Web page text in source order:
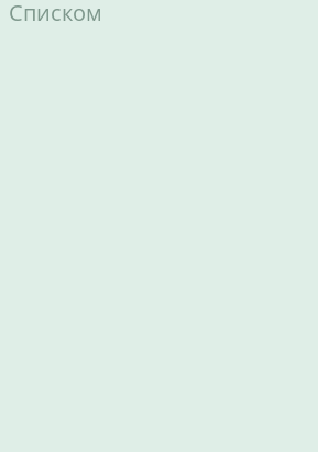
Списком